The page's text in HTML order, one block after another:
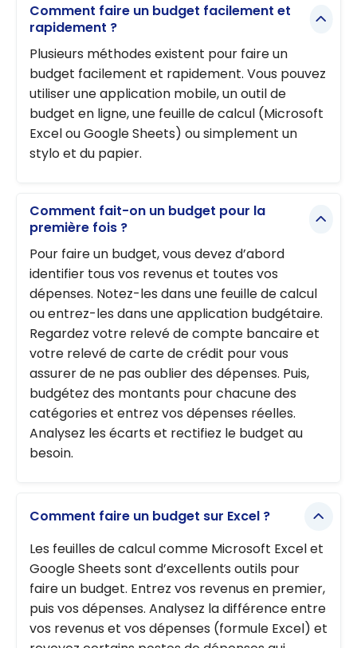
Comment faire un budget facilement et
rapidement ?
Plusieurs méthodes existent pour faire un
budget facilement et rapidement. Vous pouvez
utiliser une application mobile, un outil de
budget en ligne, une feuille de calcul (Microsoft
Excel ou Google Sheets) ou simplement un
stylo et du papier.
Comment fait-on un budget pour la
première fois ?
Pour faire un budget, vous devez d’abord
identifier tous vos revenus et toutes vos
dépenses. Notez-les dans une feuille de calcul
ou entrez-les dans une application budgétaire.
Regardez votre relevé de compte bancaire et
votre relevé de carte de crédit pour vous
assurer de ne pas oublier des dépenses. Puis,
budgétez des montants pour chacune des
catégories et entrez vos dépenses réelles.
Analysez les écarts et rectifiez le budget au
besoin.
Comment faire un budget sur Excel ?
Les feuilles de calcul comme Microsoft Excel et
Google Sheets sont d’excellents outils pour
faire un budget. Entrez vos revenus en premier,
puis vos dépenses. Analysez la différence entre
vos revenus et vos dépenses (formule Excel) et